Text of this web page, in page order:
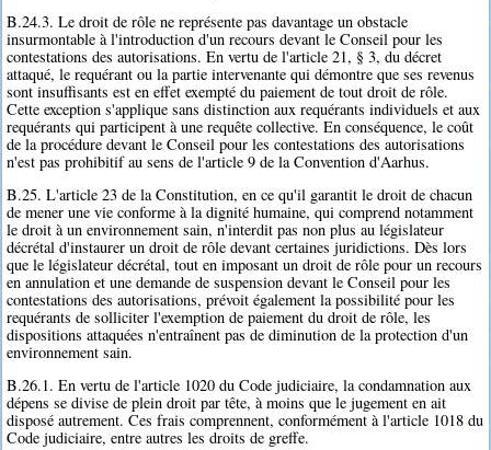
B.24.3. Le droit de rôle ne représente pas davantage un obstacle
insurmontable à l'introduction d'un recours devant le Conseil pour les
contestations des autorisations. En vertu de l'article 21, § 3, du décret
attaqué, le requérant ou la partie intervenante qui démontre que ses revenus
sont insuffisants est en effet exempté du paiement de tout droit de rôle.
Cette exception s'applique sans distinction aux requérants individuels et aux
requérants qui participent à une requête collective. En conséquence, le coût
de la procédure devant le Conseil pour les contestations des autorisations
n'est pas prohibitif au sens de l'article 9 de la Convention d'Aarhus.
B.25. L'article 23 de la Constitution, en ce qu'il garantit le droit de chacun
de mener une vie conforme à la dignité humaine, qui comprend notamment
le droit à un environnement sain, n'interdit pas non plus au législateur
décrétal d'instaurer un droit de rôle devant certaines juridictions. Dès lors
que le législateur décrétal, tout en imposant un droit de rôle pour un recours
en annulation et une demande de suspension devant le Conseil pour les
contestations des autorisations, prévoit également la possibilité pour les
requérants de solliciter l'exemption de paiement du droit de rôle, les
dispositions attaquées n'entraînent pas de diminution de la protection d'un
environnement sain.
B.26.1. En vertu de l'article 1020 du Code judiciaire, la condamnation aux
dépens se divise de plein droit par tête, à moins que le jugement en ait
disposé autrement. Ces frais comprennent, conformément à l'article 1018 du
Code judiciaire, entre autres les droits de greffe.